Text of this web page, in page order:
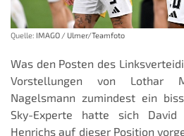
Quelle: IMAGO / Ulmer/Teamfoto
Was den Posten des
Vorstellungen von Lothar
Nagelsmann zumindest ein
Sky-Experte hatte sich David
Henrichs auf dieser Position